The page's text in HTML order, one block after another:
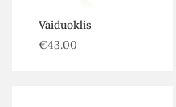
Vaiduoklis
€43.00